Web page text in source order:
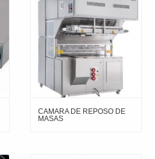
CAMARA DE REPOSO DE
MASAS